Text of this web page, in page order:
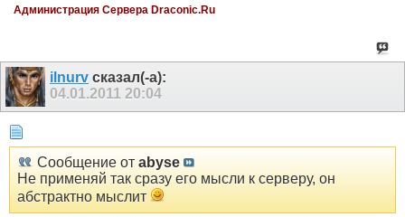
Администрация Сервера Draconic.Ru
ilnurv сказал(-а):
04.01.2011 20:04
Сообщение от abyse
Не применяй так сразу его мысли к серверу, он
абстрактно мыслит